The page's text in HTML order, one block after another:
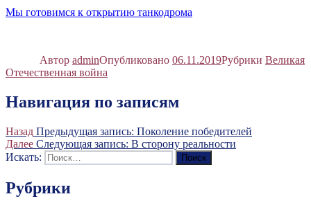
Мы готовимся к открытию танкодрома
Автор adminОпубликовано 06.11.2019Рубрики Великая
Отечественная война
Навигация по записям
Назад Предыдущая запись: Поколение победителей
Далее Следующая запись: В сторону реальности
Искать:
Поиск
Рубрики